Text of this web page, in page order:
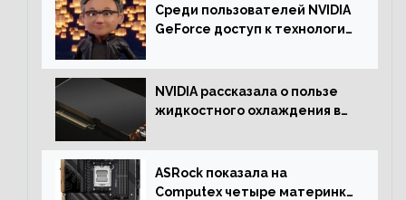
Среди пользователей NVIDIA
GeForce доступ к технологии
NVIDIA рассказала о пользе
жидкостного охлаждения в
ASRock показала на
Computex четыре материнки